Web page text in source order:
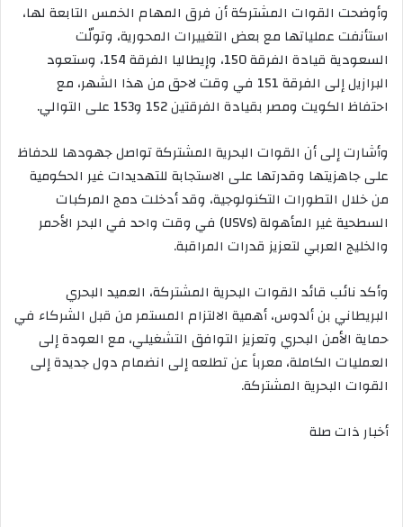
وأوضحت القوات المشتركة أن فرق المهام الخمس التابعة لها،
استأنفت عملياتها مع بعض التغييرات المحورية، وتولّت
السعودية قيادة الفرقة 150، وإيطاليا الفرقة 154، وستعود
البرازيل إلى الفرقة 151 في وقت لاحق من هذا الشهر، مع
احتفاظ الكويت ومصر بقيادة الفرقتين 152 و153 على التوالي.
وأشارت إلى أن القوات البحرية المشتركة تواصل جهودها للحفاظ
على جاهزيتها وقدرتها على الاستجابة للتهديدات غير الحكومية
من خلال التطورات التكنولوجية، وقد أدخلت دمج المركبات
السطحية غير المأهولة (USVs) في وقت واحد في البحر الأحمر
والخليج العربي لتعزيز قدرات المراقبة.
وأكد نائب قائد القوات البحرية المشتركة، العميد البحري
البريطاني بن ألدوس، أهمية الالتزام المستمر من قبل الشركاء في
حماية الأمن البحري وتعزيز التوافق التشغيلي، مع العودة إلى
العمليات الكاملة، معرباً عن تطلعه إلى انضمام دول جديدة إلى
القوات البحرية المشتركة.
أخبار ذات صلة